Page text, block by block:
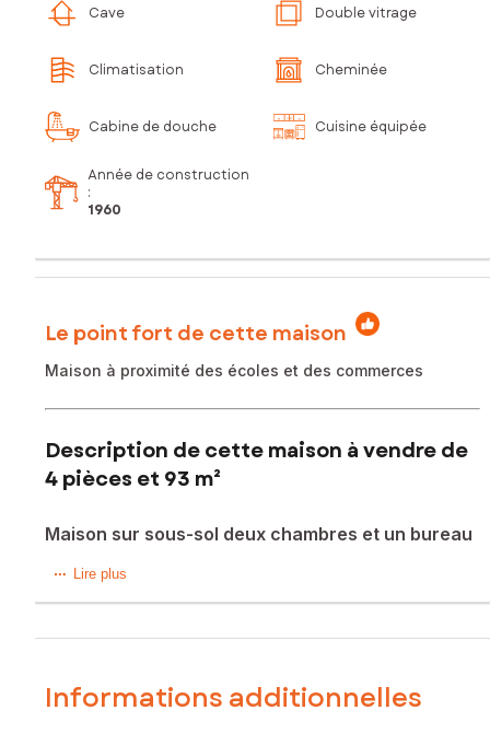
Cave Double vitrage
Climatisation Cheminée
Cabine de douche Cuisine équipée
Année de construction
:
1960
Le point fort de cette maison
Maison à proximité des écoles et des commerces
Description de cette maison à vendre de
4 pièces et 93 m²
Maison sur sous-sol deux chambres et un bureau
Située à Surgères (17700), cette charmante maison se
emplacement offre un cadre de vie agréable.
à pied de la place du Marché et des commerces.
Lire plus
Informations additionnelles